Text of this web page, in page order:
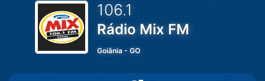
106.1
Rádio Mix FM
Goiânia -GO